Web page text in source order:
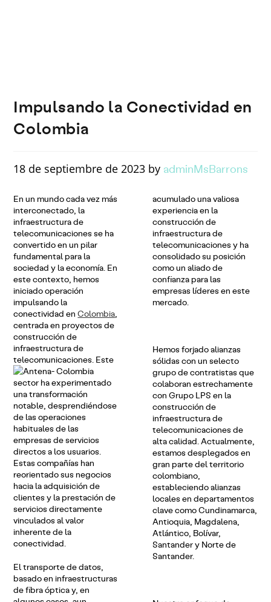
Impulsando la Conectividad en
Colombia
18 de septiembre de 2023 byadminMsBarrons
En un mundo cada vez más
interconectado, la
infraestructura de
telecomunicaciones se ha
convertido en un pilar
fundamental para la
sociedad y la economía. En
este contexto, hemos
iniciado operación
impulsando la
conectividad enColombia,
centrada en proyectos de
construcción de
infraestructura de
telecomunicaciones. Este
sector ha experimentado
una transformación
notable, desprendiéndose
de las operaciones
habituales de las
empresas de servicios
directos a los usuarios.
Estas compañías han
reorientado sus negocios
hacia la adquisición de
clientes y la prestación de
servicios directamente
vinculados al valor
inherente de la
conectividad.
El transporte de datos,
basado en infraestructuras
de fibra óptica y, en
acumulado una valiosa
experiencia en la
construcción de
infraestructura de
telecomunicaciones y ha
consolidado su posición
como un aliado de
confianza para las
empresas líderes en este
mercado.
Hemos forjado alianzas
sólidas con un selecto
grupo de contratistas que
colaboran estrechamente
con Grupo LPS en la
construcción de
infraestructura de
telecomunicaciones de
alta calidad. Actualmente,
estamos desplegados en
gran parte del territorio
colombiano,
estableciendo alianzas
locales en departamentos
clave como Cundinamarca,
Antioquia, Magdalena,
Atlántico, Bolívar,
Santander y Norte de
Santander.